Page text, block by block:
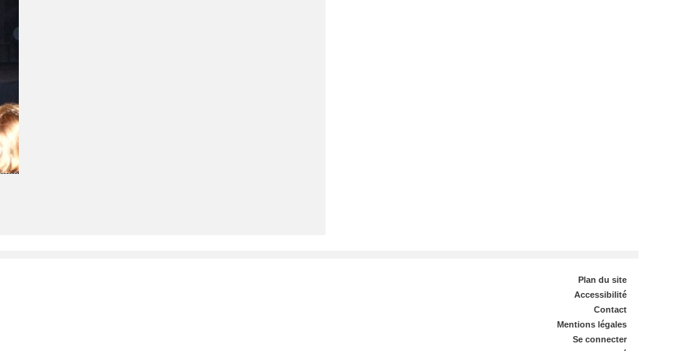
Plan du site
Accessibilité
Contact
Mentions légales
Se connecter